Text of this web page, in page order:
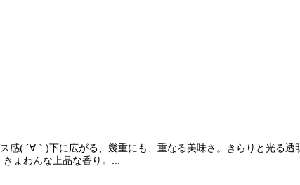
感( ´∀｀)下に広がる、幾重にも、重なる美味さ。きらりと光る透
ょわんな上品な香り。...